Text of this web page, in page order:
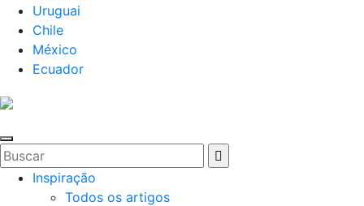
Uruguai
Chile
México
Ecuador
Inspiração
Todos os artigos